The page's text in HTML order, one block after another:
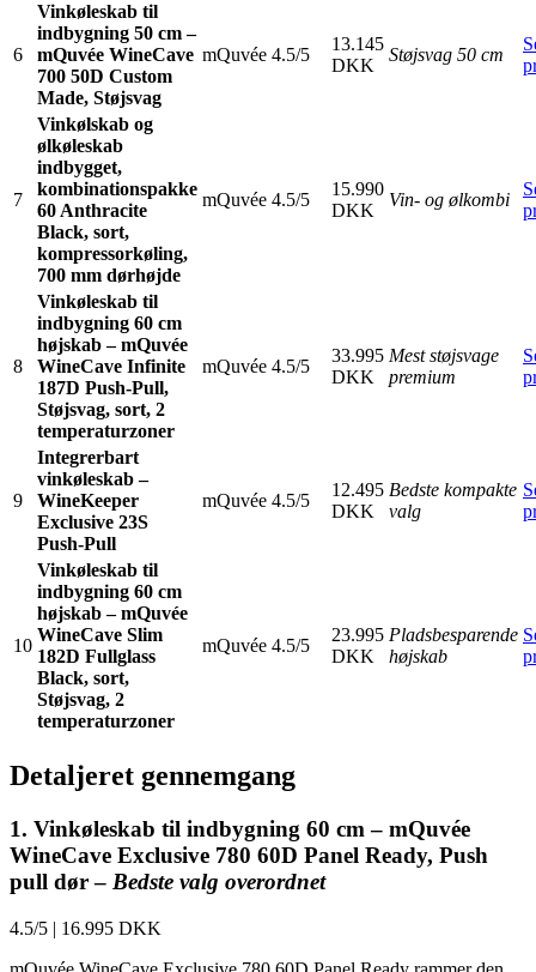
6
Vinkøleskab til
indbygning 50 cm –
mQuvée WineCave
700 50D Custom
Made, Støjsvag
mQuvée 4.5/5
13.145
DKK
Støjsvag 50 cm
7
Vinkølskab og
ølkøleskab
indbygget,
kombinationspakke
60 Anthracite
Black, sort,
kompressorkøling,
700 mm dørhøjde
mQuvée 4.5/5
15.990
DKK
Vin- og ølkombi
8
Vinkøleskab til
indbygning 60 cm
højskab – mQuvée
WineCave Infinite
187D Push-Pull,
Støjsvag, sort, 2
temperaturzoner
mQuvée 4.5/5
33.995
DKK
Mest støjsvage
premium
9
Integrerbart
vinkøleskab –
WineKeeper
Exclusive 23S
Push-Pull
mQuvée 4.5/5
12.495
DKK
Bedste kompakte
valg
10
Vinkøleskab til
indbygning 60 cm
højskab – mQuvée
WineCave Slim
182D Fullglass
Black, sort,
Støjsvag, 2
temperaturzoner
mQuvée 4.5/5
23.995
DKK
Pladsbesparende
højskab
Detaljeret gennemgang
1. Vinkøleskab til indbygning 60 cm – mQuvée
WineCave Exclusive 780 60D Panel Ready, Push
pull dør – Bedste valg overordnet
4.5/5 | 16.995 DKK